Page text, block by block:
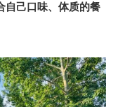
自己口味、体质的餐